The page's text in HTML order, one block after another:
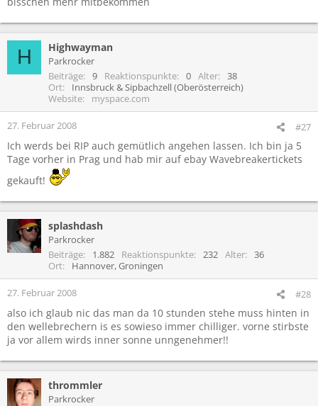
H Highwayman
Parkrocker
Beiträge
9 Reaktionspunkte 0 Alter
38
Ort
Innsbruck & Sipbachzell (Oberösterreich)
Website
myspace.com
27. Februar 2008 #27
Ich werds bei RIP auch gemütlich angehen lassen. Ich bin ja 5
Tage vorher in Prag und hab mir auf ebay Wavebreakertickets
gekauft!
splashdash
Parkrocker
Beiträge
1.882 Reaktionspunkte 232 Alter
36
Ort
Hannover, Groningen
27. Februar 2008 #28
also ich glaub nic das man da 10 stunden stehe muss hinten in
den wellebrechern is es sowieso immer chilliger. vorne stirbste
ja vor allem wirds inner sonne unngenehmer!!
thrommler
Parkrocker